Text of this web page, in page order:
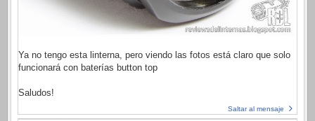
Ya no tengo esta linterna, pero viendo las fotos está claro que solo
funcionará con baterías button top
Saludos!
Saltar al mensaje